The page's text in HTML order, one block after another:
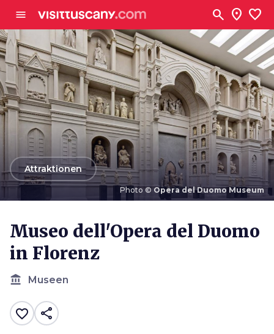
menu search location_on favorite
Photo © Opera del Duomo Museum
arrow_backAttraktionen
Museo dell'Opera del Duomo
in Florenz
account_balance Museen
favorite_border share